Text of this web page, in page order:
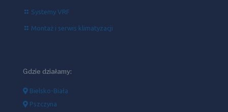
Systemy VRF
Montaż i serwis klimatyzacji
Gdzie działamy:
Bielsko-Biała
Pszczyna